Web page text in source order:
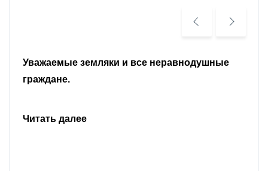
Уважаемые земляки и все неравнодушные
граждане.
Читать далее